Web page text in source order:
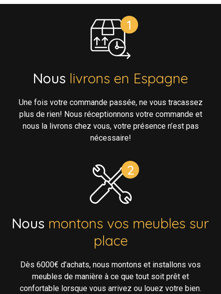
Nous livrons en Espagne
Une fois votre commande passée, ne vous tracassez
plus de rien! Nous réceptionnons votre commande et
nous la livrons chez vous, votre présence n’est pas
nécessaire!
Nous montons vos meubles sur
place
Dès 6000€ d’achats, nous montons et installons vos
meubles de manière à ce que tout soit prêt et
confortable lorsque vous arrivez ou louez votre bien.